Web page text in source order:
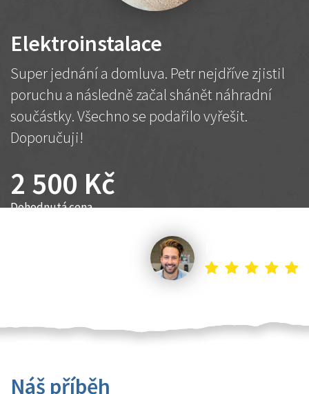
Elektroinstalace
Super jednání a domluva. Petr nejdříve zjistil
poruchu a následně začal shánět náhradní
součástky. Všechno se podařilo vyřešit.
Doporučuji!
2 500 Kč
Dohodnutá cena
Náš příběh